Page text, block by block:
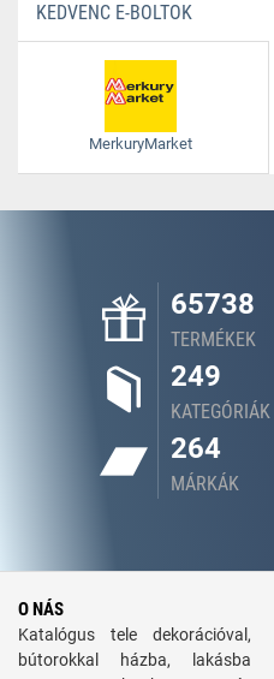
KEDVENC E-BOLTOK
MerkuryMarket
65738
TERMÉKEK
249
KATEGÓRIÁK
264
MÁRKÁK
O NÁS
Katalógus tele dekorációval,
bútorokkal házba, lakásba